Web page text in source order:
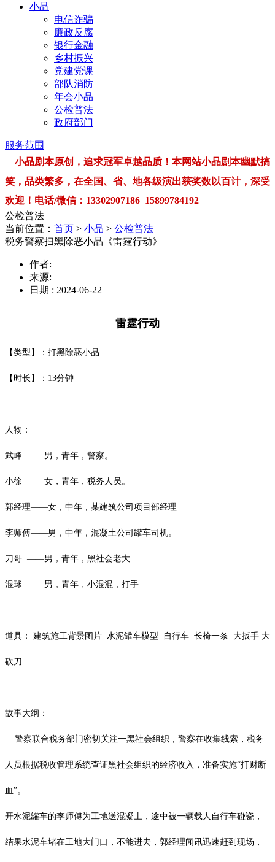
小品
电信诈骗
廉政反腐
银行金融
乡村振兴
党建党课
部队消防
年会小品
公检普法
政府部门
服务范围
小品剧本原创，追求冠军卓越品质！本网站小品剧本幽默搞
笑，品类繁多，在全国、省、地各级演出获奖数以百计，深受
欢迎！电话/微信：13302907186 15899784192
公检普法
当前位置： 首页 > 小品 > 公检普法
税务警察扫黑除恶小品《雷霆行动》
作者:
来源:
日期 : 2024-06-22
雷霆行动
【类型】：打黑除恶小品
【时长】： 13分钟
人物：
武峰 ——男，青年，警察。
小徐 ——女，青年，税务人员。
郭经理——女，中年，某建筑公司项目部经理
李师傅——男，中年，混凝土公司罐车司机。
刀哥 ——男，青年，黑社会老大
混球 ——男，青年，小混混，打手
道具： 建筑施工背景图片 水泥罐车模型 自行车 长椅一条 大扳手 大
砍刀
故事大纲：
警察联合税务部门密切关注一黑社会组织，警察在收集线索，税务
人员根据税收管理系统查证黑社会组织的经济收入，准备实施“打财断
血”。
开水泥罐车的李师傅为工地送混凝土，途中被一辆载人自行车碰瓷，
结果水泥车堵在工地大门口，不能进去，郭经理闻讯迅速赶到现场，